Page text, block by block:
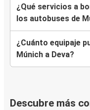
¿Qué servicios a
los autobuses de
¿Cuánto equipaje
Múnich a Deva?
Descubre más